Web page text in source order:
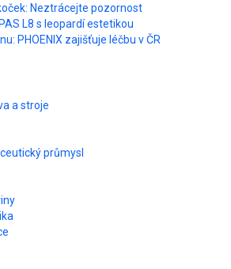
Neztrácejte pozornost
L8 s leopardí estetikou
PHOENIX zajišťuje léčbu v ČR
a stroje
průmysl